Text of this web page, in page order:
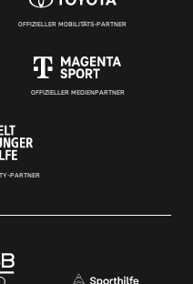
OFFIZIELLER MOBILITÄTS-PARTNER
OFFIZIELLER MEDIENPARTNER
PARTNER